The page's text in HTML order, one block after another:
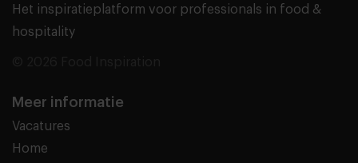
Het inspiratieplatform voor professionals in food &
hospitality
Meer informatie
Vacatures
Home